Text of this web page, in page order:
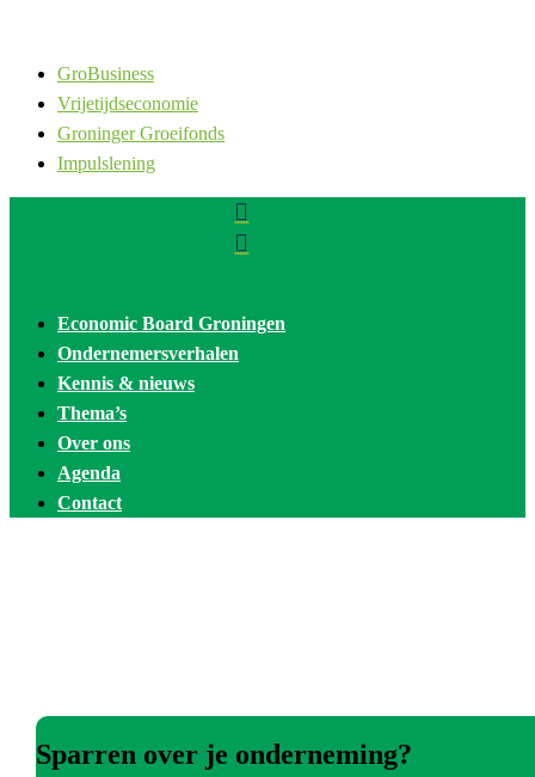
GroBusiness
Vrijetijdseconomie
Groninger Groeifonds
Impulslening


Economic Board Groningen
Ondernemersverhalen
Kennis & nieuws
Thema’s
Over ons
Agenda
Contact
Sparren over je onderneming?